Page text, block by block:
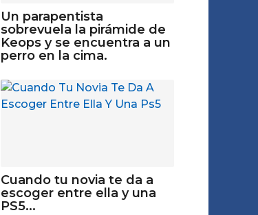
Un parapentista
sobrevuela la pirámide de
Keops y se encuentra a un
perro en la cima.
Cuando tu novia te da a
escoger entre ella y una
PS5...